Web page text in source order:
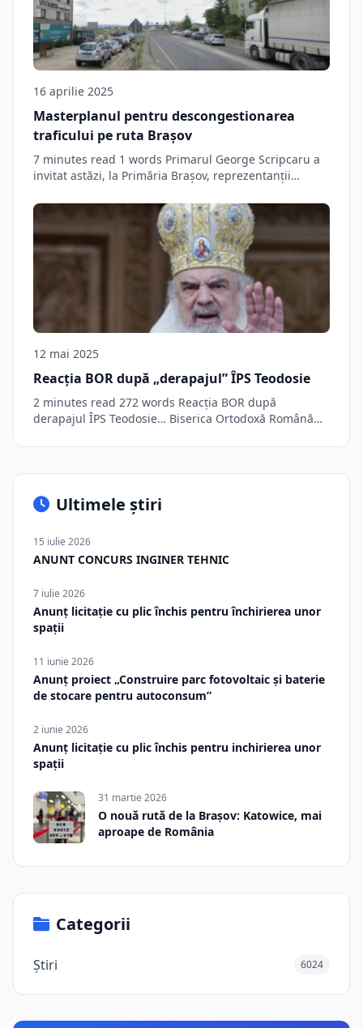
16 aprilie 2025
Masterplanul pentru descongestionarea
traficului pe ruta Brașov
7 minutes read 1 words Primarul George Scripcaru a
invitat astăzi, la Primăria Brașov, reprezentanții…
12 mai 2025
Reacția BOR după „derapajul” ÎPS Teodosie
2 minutes read 272 words Reacția BOR după
derapajul ÎPS Teodosie… Biserica Ortodoxă Română
Ultimele știri
15 iulie 2026
ANUNT CONCURS INGINER TEHNIC
7 iulie 2026
Anunț licitație cu plic închis pentru închirierea unor
spații
11 iunie 2026
Anunț proiect „Construire parc fotovoltaic și baterie
de stocare pentru autoconsum”
2 iunie 2026
Anunț licitație cu plic închis pentru inchirierea unor
spații
31 martie 2026
O nouă rută de la Brașov: Katowice, mai
aproape de România
Categorii
Știri 6024